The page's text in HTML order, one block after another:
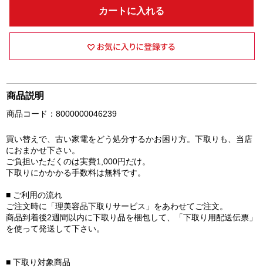
カートに入れる
商品説明
商品コード：8000000046239
買い替えで、古い家電をどう処分するかお困り方。下取りも、当店
におまかせ下さい。
ご負担いただくのは実費1,000円だけ。
下取りにかかかる手数料は無料です。
■ ご利用の流れ
ご注文時に「理美容品下取りサービス」をあわせてご注文。
商品到着後2週間以内に下取り品を梱包して、「下取り用配送伝票」
を使って発送して下さい。
■ 下取り対象商品